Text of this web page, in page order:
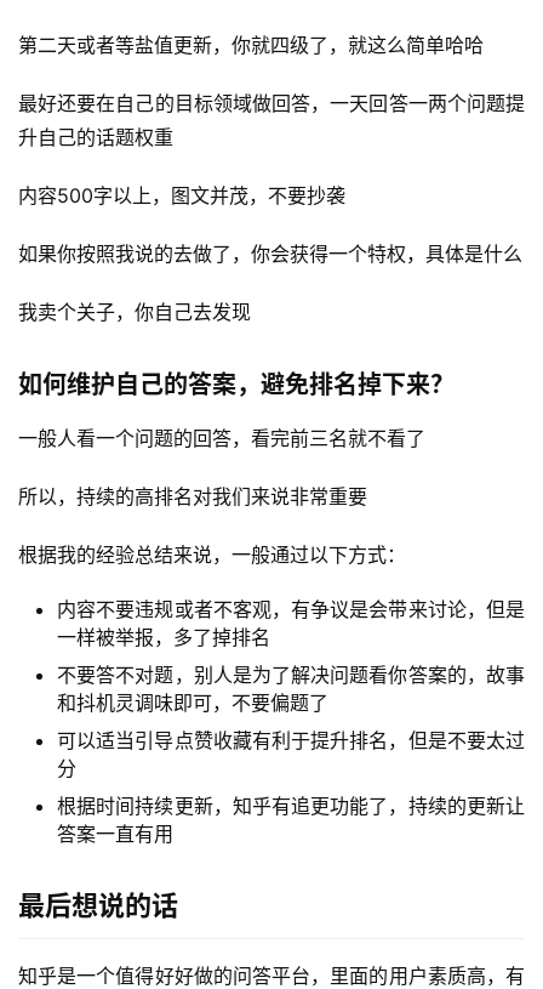
第二天或者等盐值更新，你就四级了，就这么简单哈哈
最好还要在自己的目标领域做回答，一天回答一两个问题提
升自己的话题权重
内容500字以上，图文并茂，不要抄袭
如果你按照我说的去做了，你会获得一个特权，具体是什么
我卖个关子，你自己去发现
如何维护自己的答案，避免排名掉下来？
一般人看一个问题的回答，看完前三名就不看了
所以，持续的高排名对我们来说非常重要
根据我的经验总结来说，一般通过以下方式：
内容不要违规或者不客观，有争议是会带来讨论，但是
一样被举报，多了掉排名
不要答不对题，别人是为了解决问题看你答案的，故事
和抖机灵调味即可，不要偏题了
可以适当引导点赞收藏有利于提升排名，但是不要太过
分
根据时间持续更新，知乎有追更功能了，持续的更新让
答案一直有用
最后想说的话
知乎是一个值得好好做的问答平台，里面的用户素质高，有